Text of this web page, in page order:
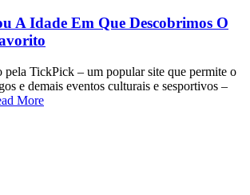
A Idade Em Que Descobrimos O
pela TickPick – um popular site que permite o
e demais eventos culturais e sesportivos –
More